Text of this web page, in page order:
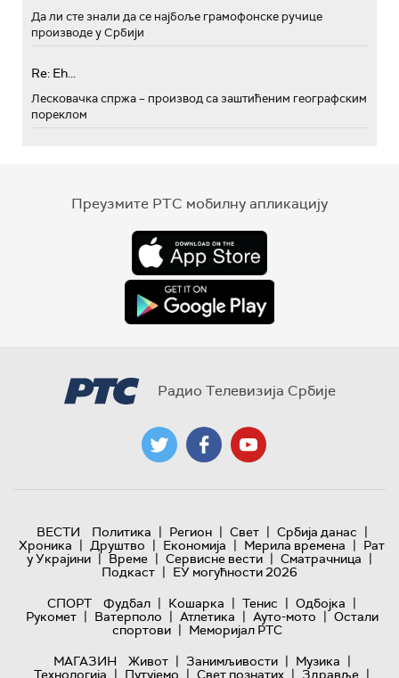
Да ли сте знали да се најбоље грамофонске ручице
производе у Србији
Re: Eh...
Лесковачка спржа – производ са заштићеним географским
пореклом
Преузмите РТС мобилну апликацију
Радио Телевизија Србије
ВЕСТИ Политика | Регион | Свет | Србија данас |
Хроника | Друштво | Економија | Мерила времена | Рат
у Украјини | Време | Сервисне вести | Сматрачница |
Подкаст | ЕУ могућности 2026
СПОРТ
Фудбал | Кошарка | Тенис | Одбојка |
Рукомет | Ватерполо | Атлетика | Ауто-мото | Остали
спортови | Меморијал РТС
МАГАЗИН
Живот | Занимљивости | Музика |
Технологијa | Путујемо | Свет познатих | Здравље |